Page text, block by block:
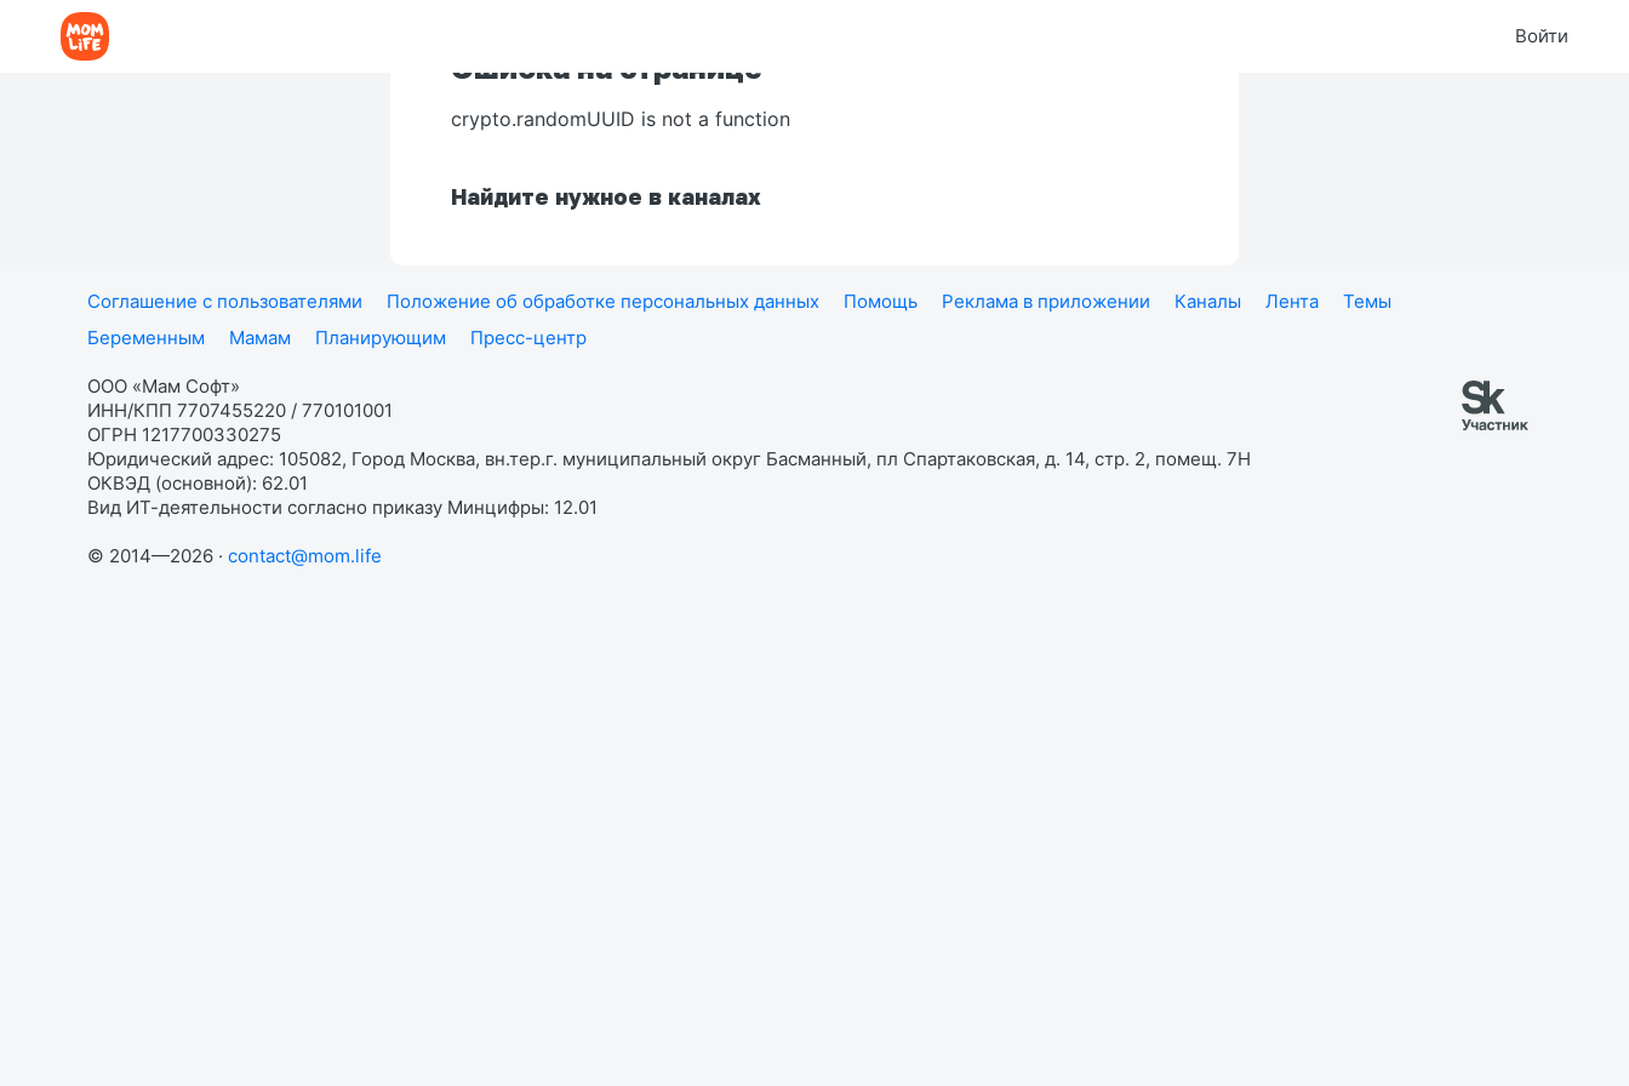
Войти
Ошибка на странице
crypto.randomUUID is not a function
Найдите нужное в каналах
Соглашение с пользователями Положение об обработке персональных данных Помощь Реклама в приложении Каналы Лента
Темы
Беременным
Мамам Планирующим Пресс-центр
ООО «Мам Софт»
ИНН/КПП 7707455220 / 770101001
ОГРН 1217700330275
Юридический адрес: 105082, Город Москва, вн.тер.г. муниципальный округ Басманный, пл Спартаковская, д. 14, стр. 2, помещ. 7Н
ОКВЭД (основной): 62.01
Вид ИТ-деятельности согласно приказу Минцифры: 12.01
© 2014—2026 · contact@mom.life